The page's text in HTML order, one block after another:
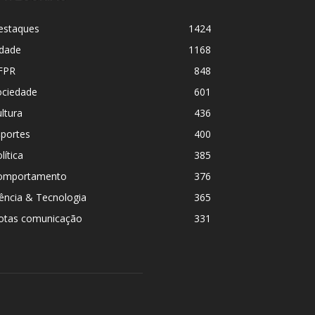
1424
1168
848
601
436
400
385
376
& Tecnologia
365
comunicação
331